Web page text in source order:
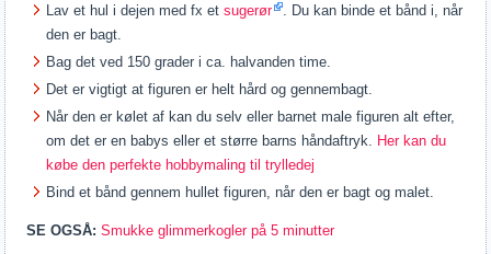
Lav et hul i dejen med fx etsugerør
. Du kan binde et bånd i, når
den er bagt.
Bag det ved 150 grader i ca. halvanden time.
Det er vigtigt at figuren er helt hård og gennembagt.
Når den er kølet af kan du selv eller barnet male figuren alt efter,
om det er en babys eller et større barns håndaftryk.
Her kan du
købe den perfekte hobbymaling til trylledej
Bind et bånd gennem hullet figuren, når den er bagt og malet.
SE OGSÅ:Smukke glimmerkogler på 5 minutter